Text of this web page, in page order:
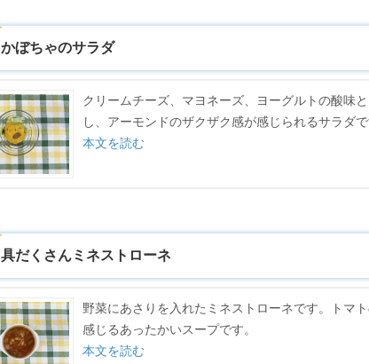
かぼちゃのサラダ
クリームチーズ、マヨネーズ、ヨーグルトの酸味
し、アーモンドのザクザク感が感じられるサラダで
本文を読む
具だくさんミネストローネ
野菜にあさりを入れたミネストローネです。トマ
感じるあったかいスープです。
本文を読む